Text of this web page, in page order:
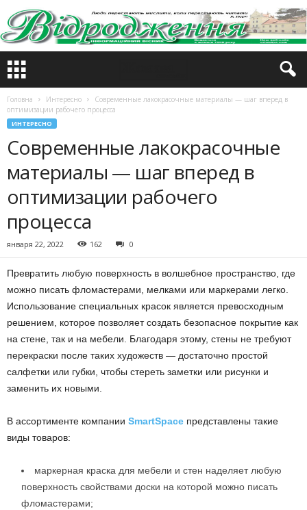
Головна Интересно
Современные лакокрасочные материалы — шаг вперед в
оптимизации рабочего процесса
ИНТЕРЕСНО
Современные лакокрасочные
материалы — шаг вперед в
оптимизации рабочего
процесса
января 22, 2022 162 0
Превратить любую поверхность в волшебное пространство, где
можно писать фломастерами, мелками или маркерами легко.
Использование специальных красок является превосходным
решением, которое позволяет создать безопасное покрытие как
на стене, так и на мебели. Благодаря этому, стены не требуют
перекраски после таких художеств — достаточно простой
салфетки или губки, чтобы стереть заметки или рисунки и
заменить их новыми.
В ассортименте компании SmartSpace представлены такие
виды товаров:
маркерная краска для мебели и стен наделяет любую
поверхность свойствами доски на которой можно писать
фломастерами;